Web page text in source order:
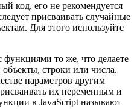
код, его не рекомендуется
присваивать случайные
Для этого используйте
функциями то же, что делаете
строки или числа.
параметров другим
их переменным и
в JavaScript называют